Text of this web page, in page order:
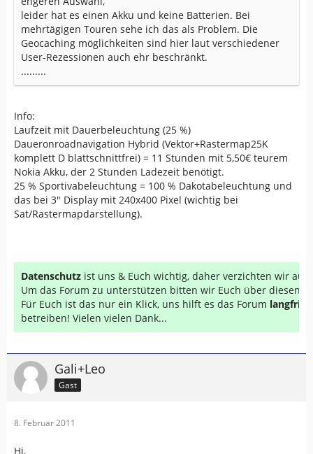
leider hat es einen Akku und keine Batterien. Bei
mehrtägigen Touren sehe ich das als Problem. Die
Geocaching möglichkeiten sind hier laut verschiedener
User-Rezessionen auch ehr beschränkt.
.........
Info:
Laufzeit mit Dauerbeleuchtung (25 %)
Daueronroadnavigation Hybrid (Vektor+Rastermap25K
komplett D blattschnittfrei) = 11 Stunden mit 5,50€ teurem
Nokia Akku, der 2 Stunden Ladezeit benötigt.
25 % Sportivabeleuchtung = 100 % Dakotabeleuchtung und
das bei 3" Display mit 240x400 Pixel (wichtig bei
Sat/Rastermapdarstellung).
Datenschutz ist uns & Euch wichtig, daher verzichten wir auf
Um das Forum zu unterstützen bitten wir Euch über diesen
Für Euch ist das nur ein Klick, uns hilft es das Forum
betreiben! Vielen vielen Dank...
Gali+Leo
Gast
8. Februar 2011
Hi,